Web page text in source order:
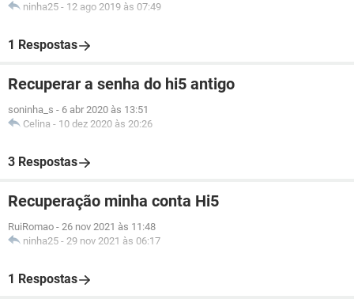
ninha25 - 12 ago 2019 às 07:49
1 Respostas
Recuperar a senha do hi5 antigo
soninha_s - 6 abr 2020 às 13:51
Celina - 10 dez 2020 às 20:26
3 Respostas
Recuperação minha conta Hi5
RuiRomao - 26 nov 2021 às 11:48
ninha25 - 29 nov 2021 às 06:17
1 Respostas